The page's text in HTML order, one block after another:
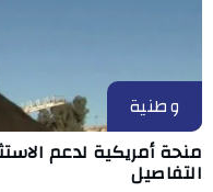
وطنية
منحة أمريكية لدعم
التفاصيل